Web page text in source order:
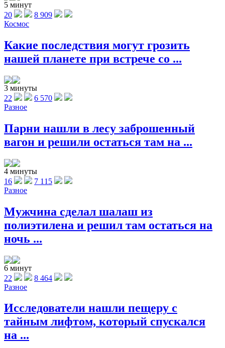
5 минут
20
8 909
Космос
Какие последствия могут грозить
нашей планете при встрече со ...
3 минуты
22
6 570
Разное
Парни нашли в лесу заброшенный
вагон и решили остаться там на ...
4 минуты
16
7 115
Разное
Мужчина сделал шалаш из
полиэтилена и решил там остаться на
ночь ...
6 минут
22
8 464
Разное
Исследователи нашли пещеру с
тайным лифтом, который спускался
на ...